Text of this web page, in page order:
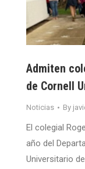
Admiten
de Cornell
Noticias By
El colegial
año del
Universitario